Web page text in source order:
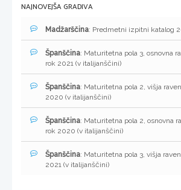
NAJNOVEJŠA GRADIVA
Madžarščina: Predmetni izpitni katalog
Španščina: Maturitetna pola 3, osnovna
rok 2021 (v italijanščini)
Španščina: Maturitetna pola 2, višja
2020 (v italijanščini)
Španščina: Maturitetna pola 2, osnovna
rok 2020 (v italijanščini)
Španščina: Maturitetna pola 3, višja
2021 (v italijanščini)